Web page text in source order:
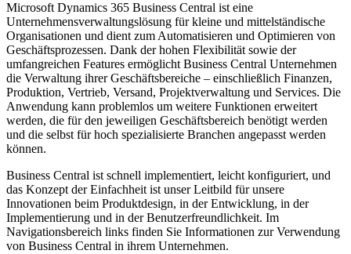
Microsoft Dynamics 365 Business Central ist eine
Unternehmensverwaltungslösung für kleine und mittelständische
Organisationen und dient zum Automatisieren und Optimieren von
Geschäftsprozessen. Dank der hohen Flexibilität sowie der
umfangreichen Features ermöglicht Business Central Unternehmen
die Verwaltung ihrer Geschäftsbereiche – einschließlich Finanzen,
Produktion, Vertrieb, Versand, Projektverwaltung und Services. Die
Anwendung kann problemlos um weitere Funktionen erweitert
werden, die für den jeweiligen Geschäftsbereich benötigt werden
und die selbst für hoch spezialisierte Branchen angepasst werden
können.
Business Central ist schnell implementiert, leicht konfiguriert, und
das Konzept der Einfachheit ist unser Leitbild für unsere
Innovationen beim Produktdesign, in der Entwicklung, in der
Implementierung und in der Benutzerfreundlichkeit. Im
Navigationsbereich links finden Sie Informationen zur Verwendung
von Business Central in ihrem Unternehmen.